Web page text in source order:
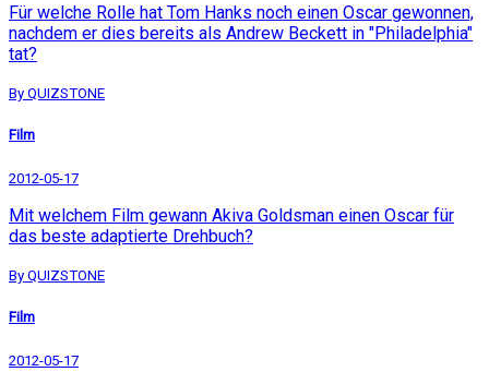
Für welche Rolle hat Tom Hanks noch einen Oscar gewonnen,
nachdem er dies bereits als Andrew Beckett in "Philadelphia"
tat?
By QUIZSTONE
Film
2012-05-17
Mit welchem Film gewann Akiva Goldsman einen Oscar für
das beste adaptierte Drehbuch?
By QUIZSTONE
Film
2012-05-17